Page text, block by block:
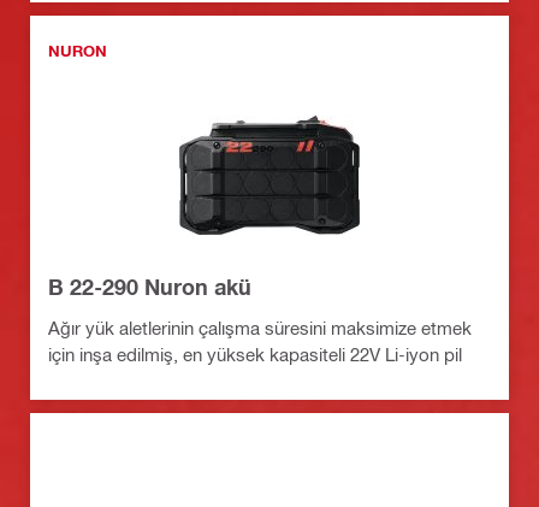
NURON
B 22-290 Nuron akü
Ağır yük aletlerinin çalışma süresini maksimize etmek
için inşa edilmiş, en yüksek kapasiteli 22V Li-iyon pil